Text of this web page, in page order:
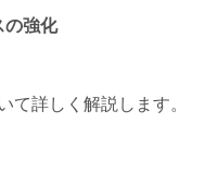
の強化
て詳しく解説します。